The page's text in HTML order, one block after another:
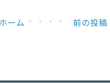
前の投稿
ーム